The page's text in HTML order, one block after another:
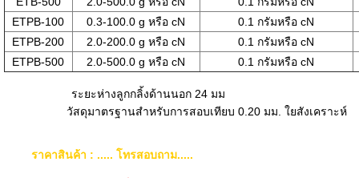
ETPB-100
0.3-100.0 g หรือ cN
0.1 กรัมหรือ cN
ETPB-200
2.0-200.0 g หรือ cN
0.1 กรัมหรือ cN
ETPB-500
2.0-500.0 g หรือ cN 0.1 กรัมหรือ cN
ระยะห่างลูกกลิ้งด้านนอก 24 มม
วัสดุมาตรฐานสำหรับการสอบเทียบ 0.20 มม. ใยสังเคราะห์
ราคาสินค้า : ..... โทรสอบถาม.....